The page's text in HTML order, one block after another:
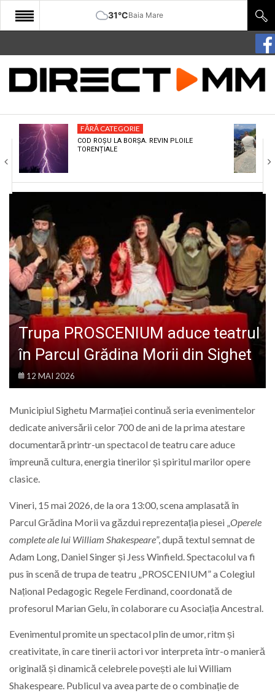
31°CBaia Mare
START
COMUNITATE
CULTURA
ECONOMIE
SANATATE
SPORT
SPECIAL
POLITIC
LIFE
FĂRĂ CATEGORIE
COD ROȘU LA BORȘA. REVIN PLOILE
TORENȚIALE
Trupa PROSCENIUM aduce teatrul
în Parcul Grădina Morii din Sighet
12 MAI 2026
MunicipiulSighetu Marmațieicontinuă seria evenimentelor
dedicate aniversării celor 700 de ani de la prima atestare
documentară printr-un spectacol de teatru care aduce
împreună cultura, energia tinerilor și spiritul marilor opere
clasice.
Vineri, 15 mai 2026, de la ora 13:00, scena amplasată în
Parcul Grădina Moriiva găzdui reprezentația piesei „Operele
complete ale lui William Shakespeare”, după textul semnat de
Adam Long, Daniel Singerși Jess Winfield. Spectacolul va fi
pus în scenă de trupa de teatru „PROSCENIUM” aColegiul
Național Pedagogic Regele Ferdinand, coordonată de
profesorul Marian Gelu, în colaborare cuAsociația Ancestral.
Evenimentul promite un spectacol plin de umor, ritm și
creativitate, în care tinerii actori vor interpreta într-o manieră
originală și dinamică celebrele povești ale luiWilliam
Shakespeare. Publicul va avea parte de o combinație de